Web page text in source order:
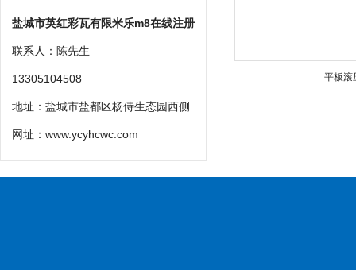
盐城市英红彩瓦有限米乐m8在线注册
联系人：陈先生
13305104508
地址：盐城市盐都区杨侍生态园西侧
网址： www.ycyhcwc.com
平板滚